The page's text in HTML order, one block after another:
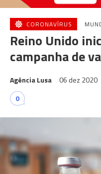
CORONAVÍRUS
Reino Unido
campanha de
Agência Lusa 06 dez 2020
0